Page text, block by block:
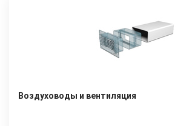
Воздуховоды и вентиляция